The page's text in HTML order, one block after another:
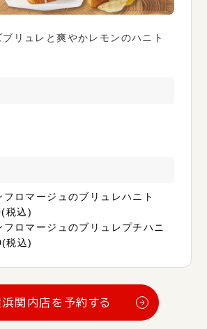
リュレと爽やかレモンのハニト
ロマージュのブリュレハニト
税込)
フロマージュのブリュレプチハニ
税込)
浜関内店を予約する